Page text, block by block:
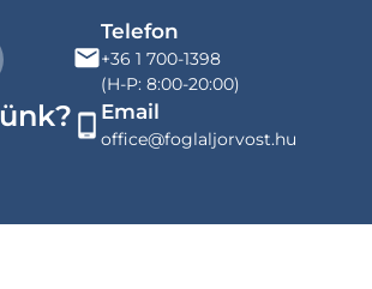
Telefon
+36 1 700-1398
(H-P: 8:00-20:00)
Email
office@foglaljorvost.hu